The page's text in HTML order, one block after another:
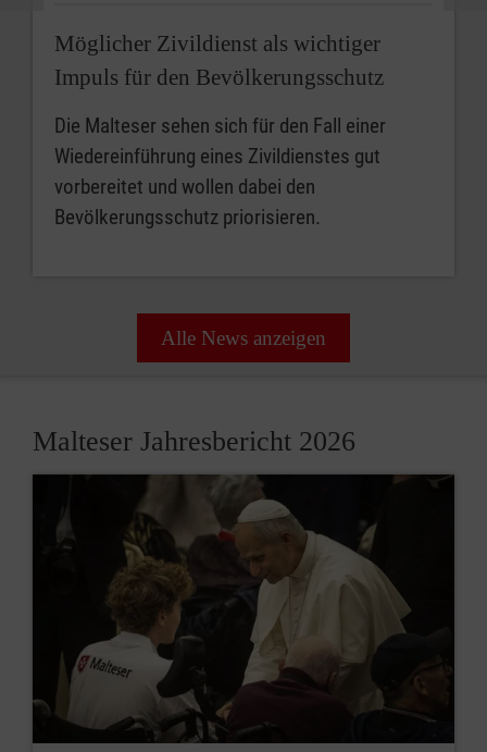
Möglicher Zivildienst als wichtiger
Impuls für den Bevölkerungsschutz
Die Malteser sehen sich für den Fall einer
Wiedereinführung eines Zivildienstes gut
vorbereitet und wollen dabei den
Bevölkerungsschutz priorisieren.
Alle News anzeigen
Malteser Jahresbericht 2026